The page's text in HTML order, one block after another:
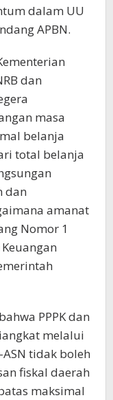
dalam UU
APBN.
dan
masa
belanja
total belanja
dan
amanat
Nomor 1
PPPK dan
melalui
tidak boleh
fiskal daerah
maksimal